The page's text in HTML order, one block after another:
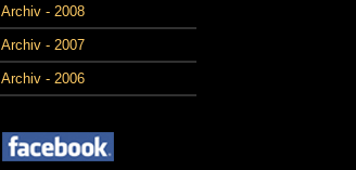
Archiv - 2008
Archiv - 2007
Archiv - 2006